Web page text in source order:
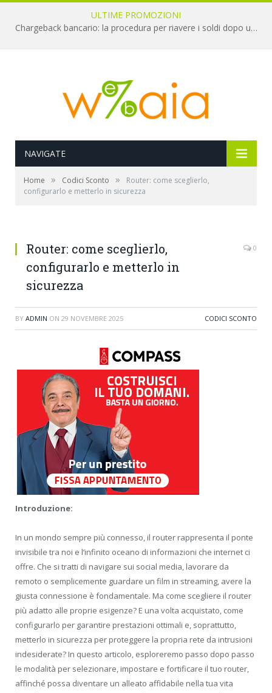
ULTIME PROMOZIONI
Chargeback bancario: la procedura per riavere i soldi dopo una truffa online
NAVIGATE
Home » Codici Sconto »
Router: come sceglierlo,
configurarlo e metterlo in sicurezza
Router: come sceglierlo,
configurarlo e metterlo in
sicurezza
0
BY ADMIN ON 29 NOVEMBRE 2025 CODICI SCONTO
Introduzione:
In un mondo sempre più connesso, il router rappresenta il ponte
invisibile tra noi e l’infinito oceano di informazioni che internet ci
offre. Che si tratti di navigare sui social media, lavorare da
remoto o semplicemente guardare un film in streaming, avere la
giusta connessione è fondamentale. Ma come scegliere il router
più adatto alle proprie esigenze? E una volta acquistato, come
configurarlo per garantire prestazioni ottimali e, soprattutto,
metterlo in sicurezza per proteggere la propria rete da intrusioni
indesiderate? In questo articolo, esploreremo passo dopo passo
le modalità per selezionare, impostare e fortificare il tuo router,
affinché possa diventare un alleato affidabile nella tua vita